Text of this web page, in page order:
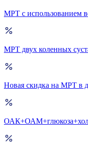
МРТ с использованием
МРТ двух коленных
Новая скидка на МРТ в